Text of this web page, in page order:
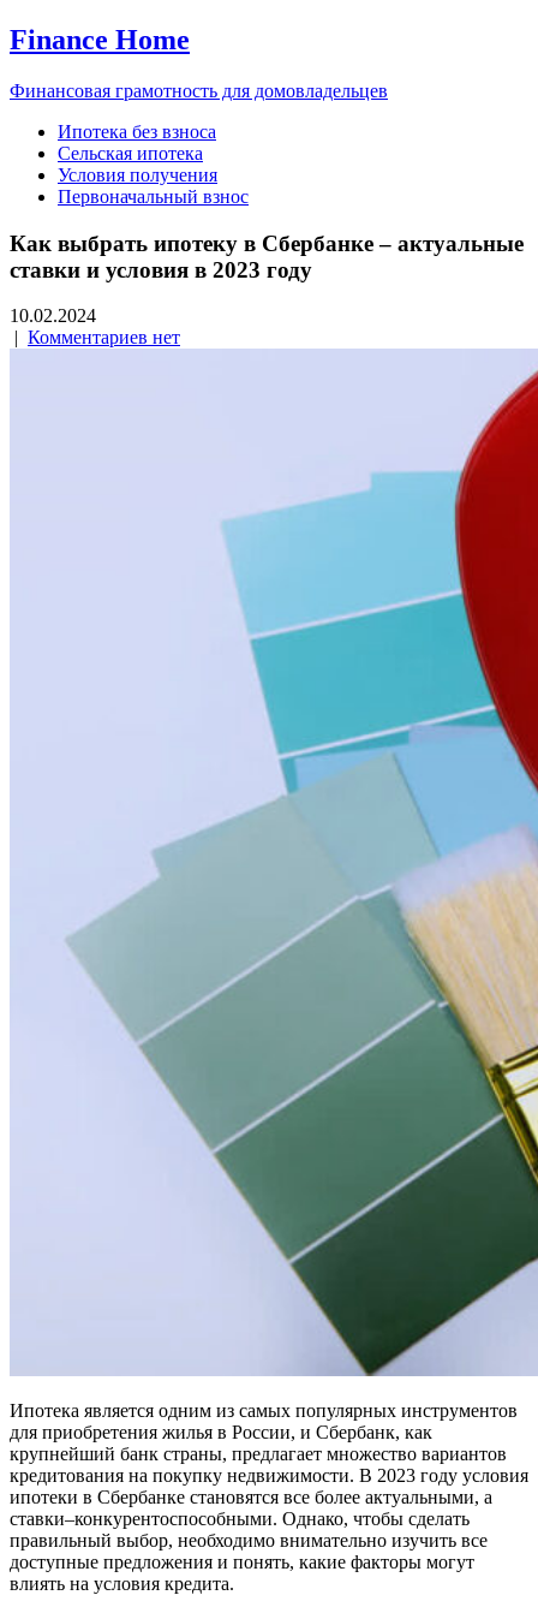
Finance Home
Финансовая грамотность для домовладельцев
Ипотека без взноса
Сельская ипотека
Условия получения
Первоначальный взнос
Как выбрать ипотеку в Сбербанке – актуальные
ставки и условия в 2023 году
10.02.2024
| Комментариев нет
Ипотека является одним из самых популярных инструментов
для приобретения жилья в России, и Сбербанк, как
крупнейший банк страны, предлагает множество вариантов
кредитования на покупку недвижимости. В 2023 году условия
ипотеки в Сбербанке становятся все более актуальными, а
ставки–конкурентоспособными. Однако, чтобы сделать
правильный выбор, необходимо внимательно изучить все
доступные предложения и понять, какие факторы могут
влиять на условия кредита.